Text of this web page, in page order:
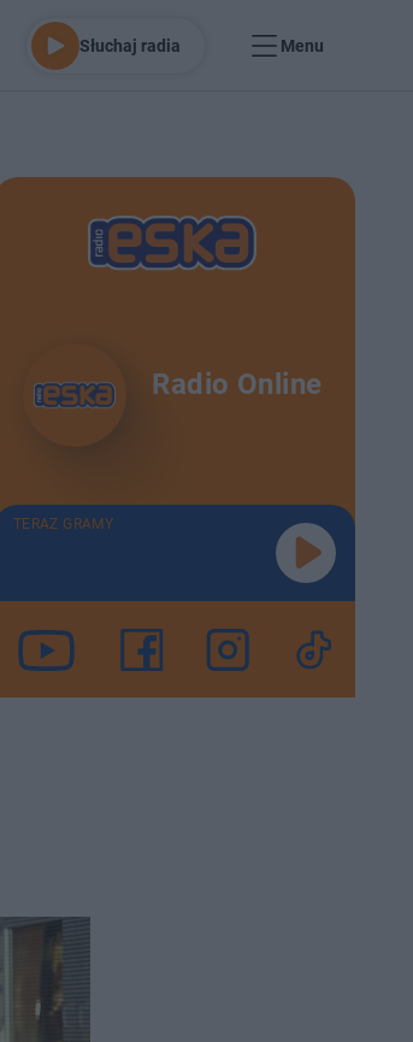
Słuchaj radia Menu
Radio Online
TERAZ GRAMY